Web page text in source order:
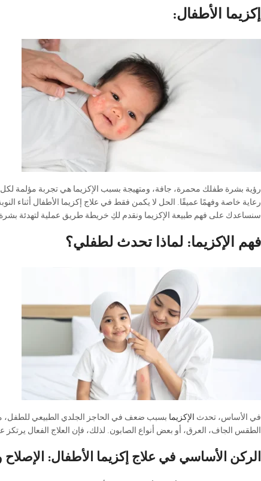
إكزيما الأطفال:
رؤية بشرة طفلك محمرة، جافة، ومتهيجة بسبب الإكزيما هي تجربة مؤلمة
رعاية خاصة وفهمًا عميقًا. الحل لا يكمن فقط في علاج إكزيما الأطفال أثناء
سنساعدك على فهم طبيعة الإكزيما ونقدم لكِ خريطة طريق عملية لتهدئة
فهم الإكزيما: لماذا تحدث لطفلي؟
في الأساس، تحدث الإكزيما بسبب ضعف في الحاجز الجلدي الطبيعي للطفل،
الطقس الجاف، العرق، أو بعض أنواع الصابون. لذلك، فإن العلاج الفعال يرتكز
الركن الأساسي في علاج إكزيما الأطفال: